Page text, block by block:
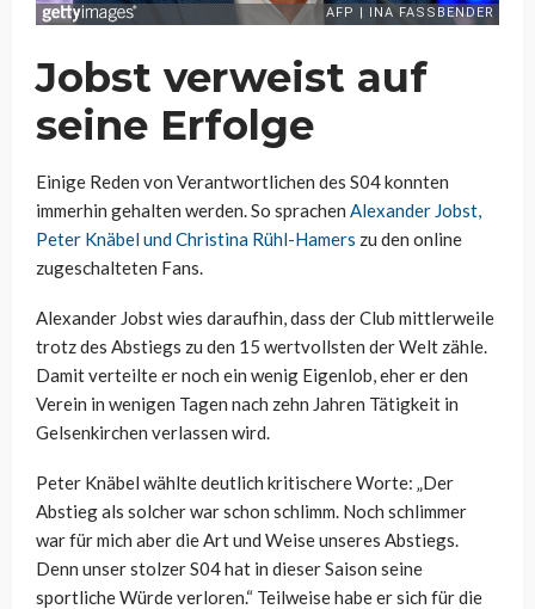
Jobst verweist auf
seine Erfolge
Einige Reden von Verantwortlichen des S04 konnten
immerhin gehalten werden. So sprachen Alexander Jobst,
Peter Knäbel und Christina Rühl-Hamers zu den online
zugeschalteten Fans.
Alexander Jobst wies daraufhin, dass der Club mittlerweile
trotz des Abstiegs zu den 15 wertvollsten der Welt zähle.
Damit verteilte er noch ein wenig Eigenlob, eher er den
Verein in wenigen Tagen nach zehn Jahren Tätigkeit in
Gelsenkirchen verlassen wird.
Peter Knäbel wählte deutlich kritischere Worte: „Der
Abstieg als solcher war schon schlimm. Noch schlimmer
war für mich aber die Art und Weise unseres Abstiegs.
Denn unser stolzer S04 hat in dieser Saison seine
sportliche Würde verloren.“ Teilweise habe er sich für die